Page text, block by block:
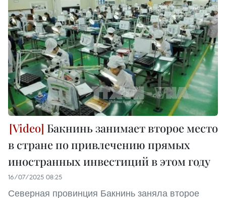
Бакнинь занимает второе место
в стране по привлечению прямых
иностранных инвестиций в этом году
16/07/2025 08:25
Северная провинция Бакнинь заняла второе